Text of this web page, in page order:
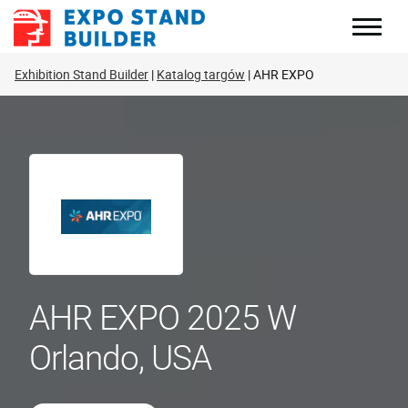
Skip
Exhibition Stand Builder Katalog targów AHR EXPO
AHR EXPO 2025 W
Orlando, USA